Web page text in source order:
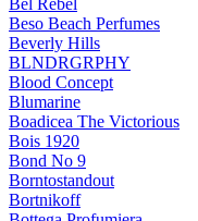
Bel Rebel
Beso Beach Perfumes
Beverly Hills
BLNDRGRPHY
Blood Concept
Blumarine
Boadicea The Victorious
Bois 1920
Bond No 9
Borntostandout
Bortnikoff